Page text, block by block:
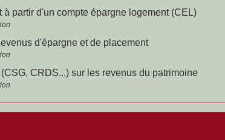
à partir d'un compte épargne logement (CEL)
d'épargne et de placement
CRDS...) sur les revenus du patrimoine